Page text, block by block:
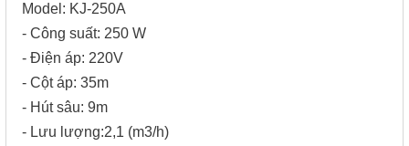
Model: KJ-250A
- Công suất: 250 W
- Điện áp: 220V
- Cột áp: 35m
- Hút sâu: 9m
- Lưu lượng:2,1 (m3/h)